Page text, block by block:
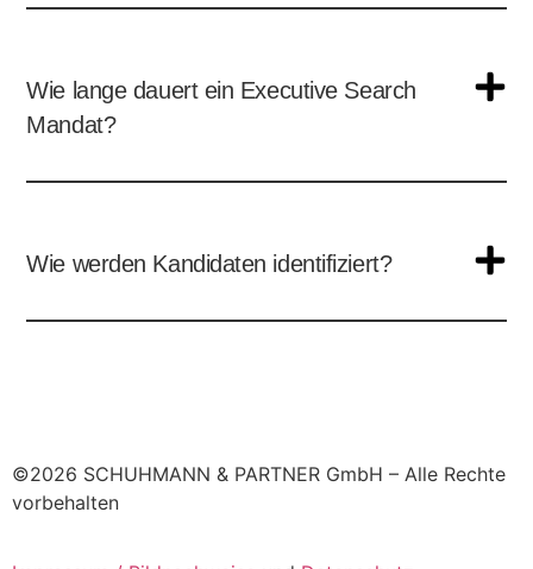
Wie lange dauert ein Executive Search
Mandat?
Wie werden Kandidaten identifiziert?
©2026 SCHUHMANN & PARTNER GmbH – Alle Rechte
vorbehalten